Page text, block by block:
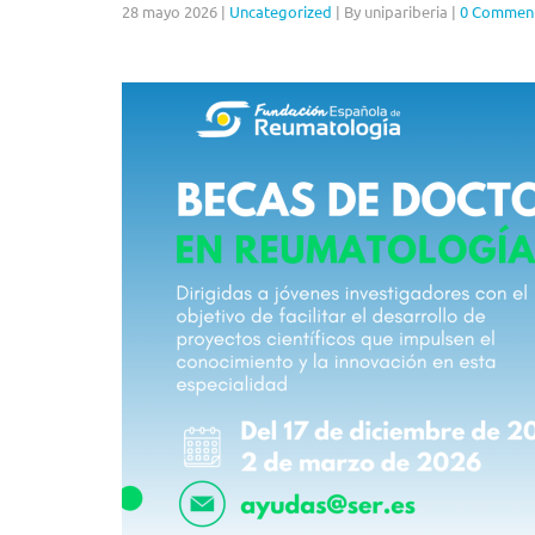
28 mayo 2026 | Uncategorized | By unipariberia | 0